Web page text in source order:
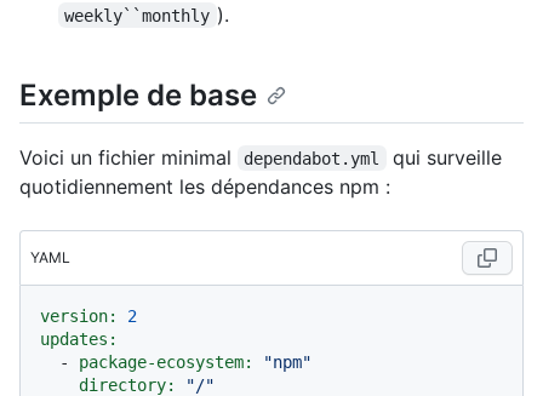
weekly``monthly ).
Exemple de base
Voici un fichier minimal dependabot.yml
qui surveille
quotidiennement les dépendances npm :
YAML
version:
2
updates:
-
package-ecosystem:
"npm"
directory:
"/"